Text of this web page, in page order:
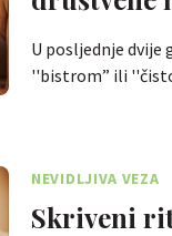
U posljednje dvije
''bistrom” ili
NEVIDLJIVA VEZA
Skriveni